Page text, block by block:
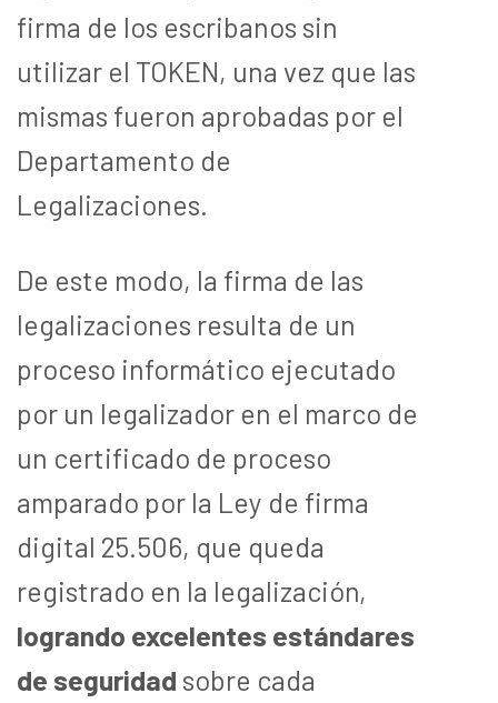
firma de los escribanos sin
utilizar el TOKEN, una vez que las
mismas fueron aprobadas por el
Departamento de
Legalizaciones.
De este modo, la firma de las
legalizaciones resulta de un
proceso informático ejecutado
por un legalizador en el marco de
un certificado de proceso
amparado por la Ley de firma
digital 25.506, que queda
registrado en la legalización,
logrando excelentes estándares
de seguridad sobre cada